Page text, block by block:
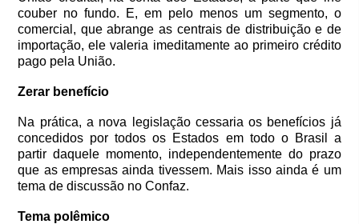
couber no fundo. E, em pelo menos um segmento, o
comercial, que abrange as centrais de distribuição e de
importação, ele valeria imeditamente ao primeiro crédito
pago pela União.
Zerar benefício
Na prática, a nova legislação cessaria os benefícios já
concedidos por todos os Estados em todo o Brasil a
partir daquele momento, independentemente do prazo
que as empresas ainda tivessem. Mais isso ainda é um
tema de discussão no Confaz.
Tema polêmico